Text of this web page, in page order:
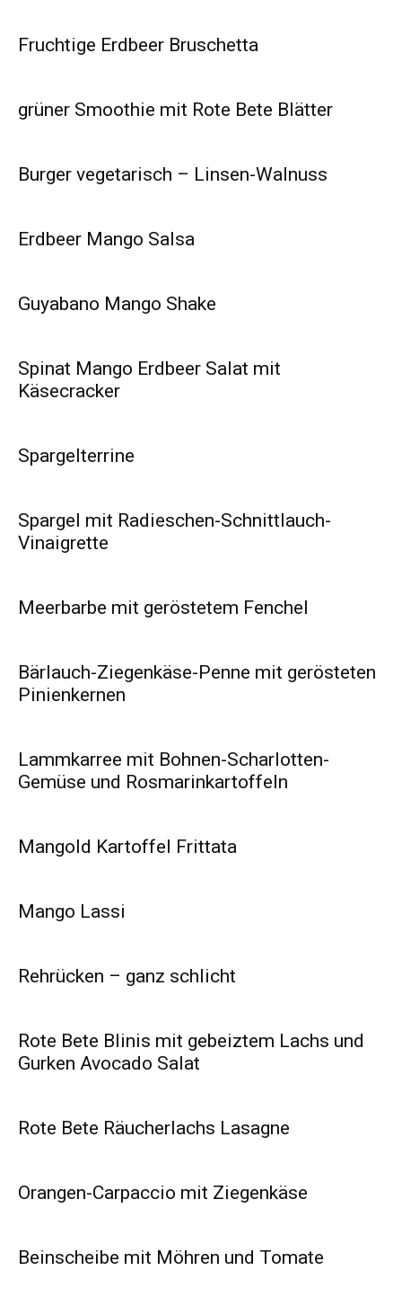
Fruchtige Erdbeer Bruschetta
grüner Smoothie mit Rote Bete Blätter
Burger vegetarisch – Linsen-Walnuss
Erdbeer Mango Salsa
Guyabano Mango Shake
Spinat Mango Erdbeer Salat mit
Käsecracker
Spargelterrine
Spargel mit Radieschen-Schnittlauch-
Vinaigrette
Meerbarbe mit geröstetem Fenchel
Bärlauch-Ziegenkäse-Penne mit gerösteten
Pinienkernen
Lammkarree mit Bohnen-Scharlotten-
Gemüse und Rosmarinkartoffeln
Mangold Kartoffel Frittata
Mango Lassi
Rehrücken – ganz schlicht
Rote Bete Blinis mit gebeiztem Lachs und
Gurken Avocado Salat
Rote Bete Räucherlachs Lasagne
Orangen-Carpaccio mit Ziegenkäse
Beinscheibe mit Möhren und Tomate